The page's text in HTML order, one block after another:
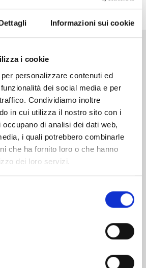
Informazioni sui cookie
i cookie
personalizzare contenuti ed
dei social media e per
Condividiamo inoltre
in cui utilizza il nostro sito con i
di analisi dei dati web,
i quali potrebbero combinarle
che ha fornito loro o che hanno
dei loro servizi.
della serie